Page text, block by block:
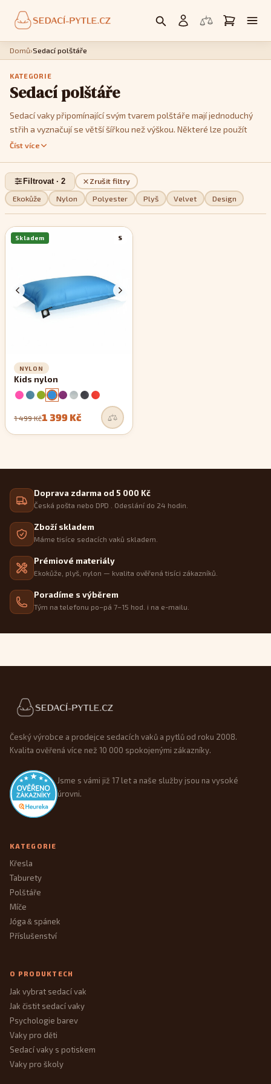
Domů›Sedací polštáře
KATEGORIE
Sedací polštáře
Sedací vaky připomínající svým tvarem polštáře mají jednoduchý
střih a vyznačují se větší šířkou než výškou. Některé lze použít
jako křesla, postavíte li je na kratší hranu. Jedná se především o
pomocí kterých je můžete tvarovat a vykouzlit tak třeba tvar
imitující menší sedačku. Pokud jde o design, můžete si v této sekci
vybrat z jednobarevných, dvoubarevných nebo pestře
vzorovaných modelů, podle toho, které se stylově nejvíce hodí do
vašeho interiéru.
Číst více
Ekokůže Nylon Polyester Plyš Velvet Design
Zrušit filtry
Filtrovat · 2
S
Skladem
NYLON
Kids nylon
1 499 Kč1 399 Kč
Doprava zdarma od 5 000 Kč
Česká pošta nebo DPD . Odeslání do 24 hodin.
Zboží skladem
Máme tisíce sedacích vaků skladem.
Prémiové materiály
Ekokůže, plyš, nylon — kvalita ověřená tisíci zákazníků.
Poradíme s výběrem
Tým na telefonu po–pá 7–15 hod. i na e-mailu.
Patička webu
Český výrobce a prodejce sedacích vaků a pytlů od roku 2008.
Kvalita ověřená více než 10 000 spokojenými zákazníky.
Jsme s vámi již 17 let a naše služby jsou na vysoké
úrovni.
KATEGORIE
Křesla
Taburety
Polštáře
Míče
Jóga&spánek
Příslušenství
O PRODUKTECH
Jak vybrat sedací vak
Jak čistit sedací vaky
Psychologie barev
Vaky pro děti
Sedací vaky s potiskem
Vaky pro školy